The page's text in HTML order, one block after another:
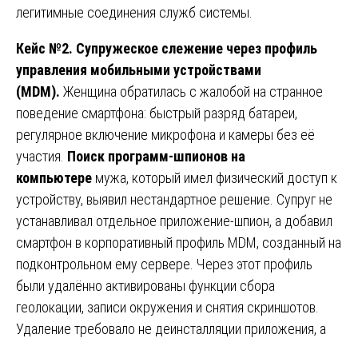
легитимные соединения служб системы.
Кейс №2. Супружеское слежение через профиль
управления мобильными устройствами
(MDM). Женщина обратилась с жалобой на странное
поведение смартфона: быстрый разряд батареи,
регулярное включение микрофона и камеры без её
участия. Поиск программ-шпионов на
компьютере мужа, который имел физический доступ к
устройству, выявил нестандартное решение. Супруг не
устанавливал отдельное приложение-шпион, а добавил
смартфон в корпоративный профиль MDM, созданный на
подконтрольном ему сервере. Через этот профиль
были удалённо активированы функции сбора
геолокации, записи окружения и снятия скриншотов.
Удаление требовало не деинсталляции приложения, а